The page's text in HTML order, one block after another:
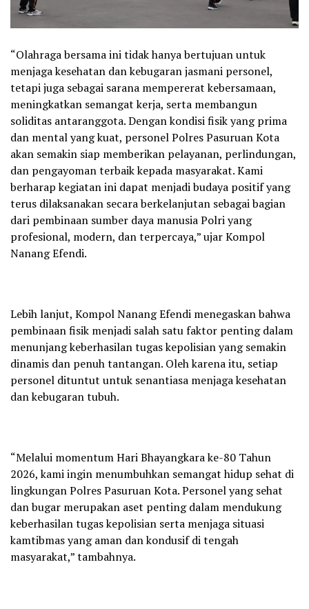
“Olahraga bersama ini tidak hanya bertujuan untuk
menjaga kesehatan dan kebugaran jasmani personel,
tetapi juga sebagai sarana mempererat kebersamaan,
meningkatkan semangat kerja, serta membangun
soliditas antaranggota. Dengan kondisi fisik yang prima
dan mental yang kuat, personel Polres Pasuruan Kota
akan semakin siap memberikan pelayanan, perlindungan,
dan pengayoman terbaik kepada masyarakat. Kami
berharap kegiatan ini dapat menjadi budaya positif yang
terus dilaksanakan secara berkelanjutan sebagai bagian
dari pembinaan sumber daya manusia Polri yang
profesional, modern, dan terpercaya,” ujar Kompol
Nanang Efendi.
Lebih lanjut, Kompol Nanang Efendi menegaskan bahwa
pembinaan fisik menjadi salah satu faktor penting dalam
menunjang keberhasilan tugas kepolisian yang semakin
dinamis dan penuh tantangan. Oleh karena itu, setiap
personel dituntut untuk senantiasa menjaga kesehatan
dan kebugaran tubuh.
“Melalui momentum Hari Bhayangkara ke-80 Tahun
2026, kami ingin menumbuhkan semangat hidup sehat di
lingkungan Polres Pasuruan Kota. Personel yang sehat
dan bugar merupakan aset penting dalam mendukung
keberhasilan tugas kepolisian serta menjaga situasi
kamtibmas yang aman dan kondusif di tengah
masyarakat,” tambahnya.